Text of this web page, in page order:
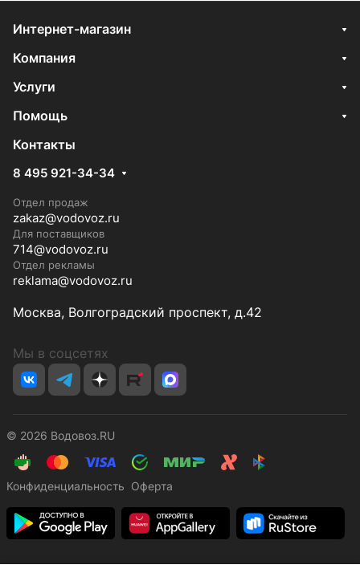
Интернет-магазин
Компания
Услуги
Помощь
Контакты
8 495 921-34-34
Отдел продаж
zakaz@vodovoz.ru
Для поставщиков
714@vodovoz.ru
Отдел рекламы
reklama@vodovoz.ru
Москва, Волгоградский проспект, д.42
Мы в соцсетях
© 2026 Водовоз.RU
Конфиденциальность Оферта